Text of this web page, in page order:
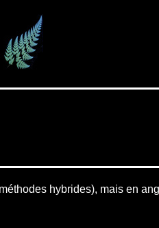
hybrides), mais en